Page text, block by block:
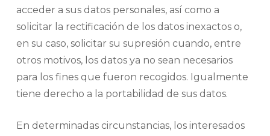
acceder a sus datos personales, así como a
solicitar la rectificación de los datos inexactos o,
en su caso, solicitar su supresión cuando, entre
otros motivos, los datos ya no sean necesarios
para los fines que fueron recogidos. Igualmente
tiene derecho a la portabilidad de sus datos.
En determinadas circunstancias, los interesados